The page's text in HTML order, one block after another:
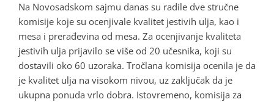
Na Novosadskom sajmu danas su radile dve stručne
komisije koje su ocenjivale kvalitet jestivih ulja, kao i
mesa i prerađevina od mesa. Za ocenjivanje kvaliteta
jestivih ulja prijavilo se više od 20 učesnika, koji su
dostavili oko 60 uzoraka. Tročlana komisija ocenila je da
je kvalitet ulja na visokom nivou, uz zaključak da je
ukupna ponuda vrlo dobra. Istovremeno, komisija za